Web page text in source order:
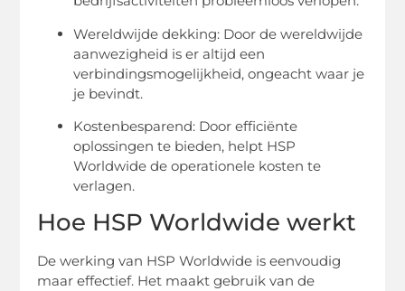
Wereldwijde dekking: Door de wereldwijde
aanwezigheid is er altijd een
verbindingsmogelijkheid, ongeacht waar je
je bevindt.
Kostenbesparend: Door efficiënte
oplossingen te bieden, helpt HSP
Worldwide de operationele kosten te
verlagen.
Hoe HSP Worldwide werkt
De werking van HSP Worldwide is eenvoudig
maar effectief. Het maakt gebruik van de